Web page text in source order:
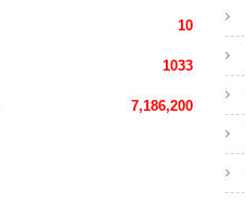
10
1033
7,186,200